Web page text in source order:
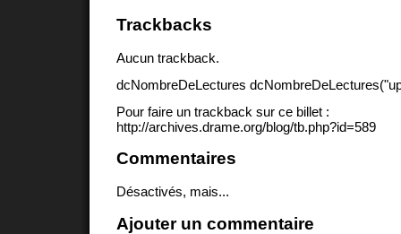
Trackbacks
Aucun trackback.
dcNombreDeLectures
Pour faire un trackback sur ce billet :
http://archives.drame.org/blog/tb.php?id=589
Commentaires
Désactivés, mais...
Ajouter un commentaire